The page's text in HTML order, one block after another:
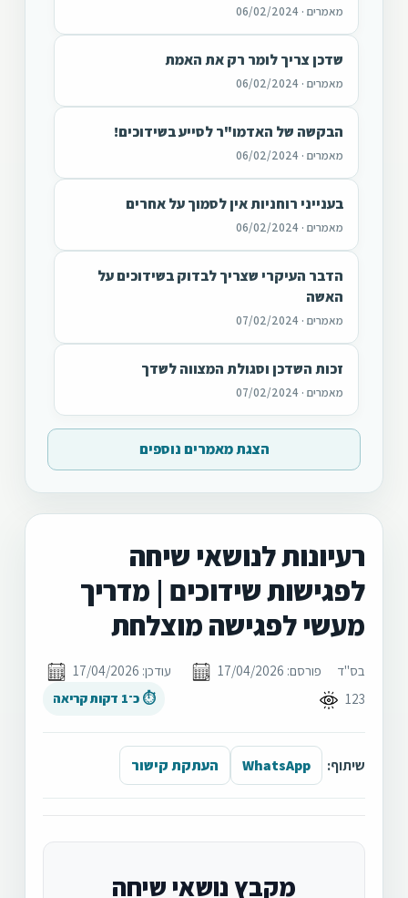
מאמרים · 06/02/2024
שדכן צריך לומר רק את האמת
מאמרים · 06/02/2024
הבקשה של האדמו"ר לסייע בשידוכים!
מאמרים · 06/02/2024
בענייני רוחניות אין לסמוך על אחרים
מאמרים · 06/02/2024
הדבר העיקרי שצריך לבדוק בשידוכים על
האשה
מאמרים · 07/02/2024
זכות השדכן וסגולת המצווה לשדך
מאמרים · 07/02/2024
הצגת מאמרים נוספים
רעיונות לנושאי שיחה
לפגישות שידוכים | מדריך
מעשי לפגישה מוצלחת
בס"ד פורסם: 17/04/2026
עודכן: 17/04/2026
123
⏱ כ־1 דקות קריאה
שיתוף: WhatsApp העתקת קישור
מקבץ נושאי שיחה